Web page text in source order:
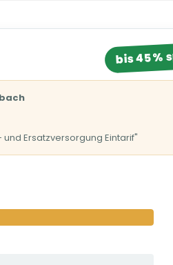
bis 45 %
Ersatzversorgung Eintarif"